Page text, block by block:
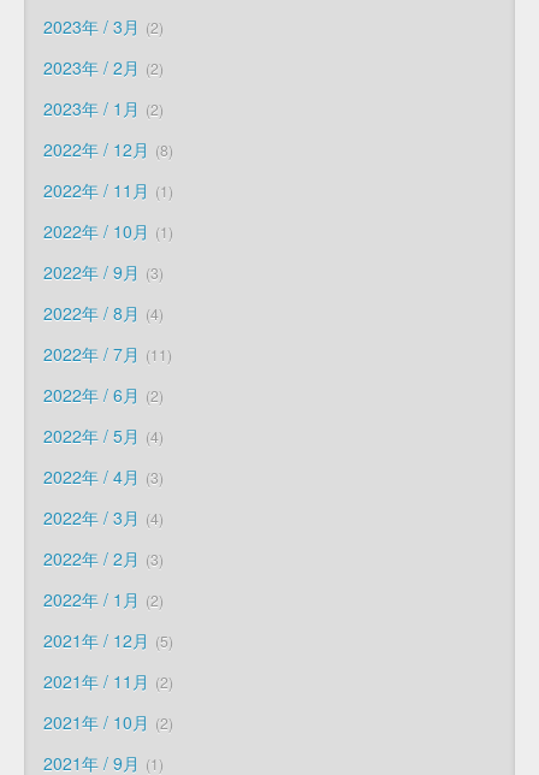
2023年 / 3月 2
2023年 / 2月 2
2023年 / 1月 2
2022年 / 12月 8
2022年 / 11月 1
2022年 / 10月 1
2022年 / 9月 3
2022年 / 8月 4
2022年 / 7月 11
2022年 / 6月 2
2022年 / 5月 4
2022年 / 4月 3
2022年 / 3月 4
2022年 / 2月 3
2022年 / 1月 2
2021年 / 12月 5
2021年 / 11月 2
2021年 / 10月 2
2021年 / 9月 1